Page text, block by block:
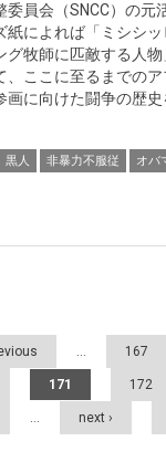
委員会（SNCC）の元
紙によれば「ミシシ
グ牧師に匹敵する人
、ここに至るまでの
に向けた闘争の歴史
黒人 非暴力不服従 オバ
… 167
171 172
… next ›